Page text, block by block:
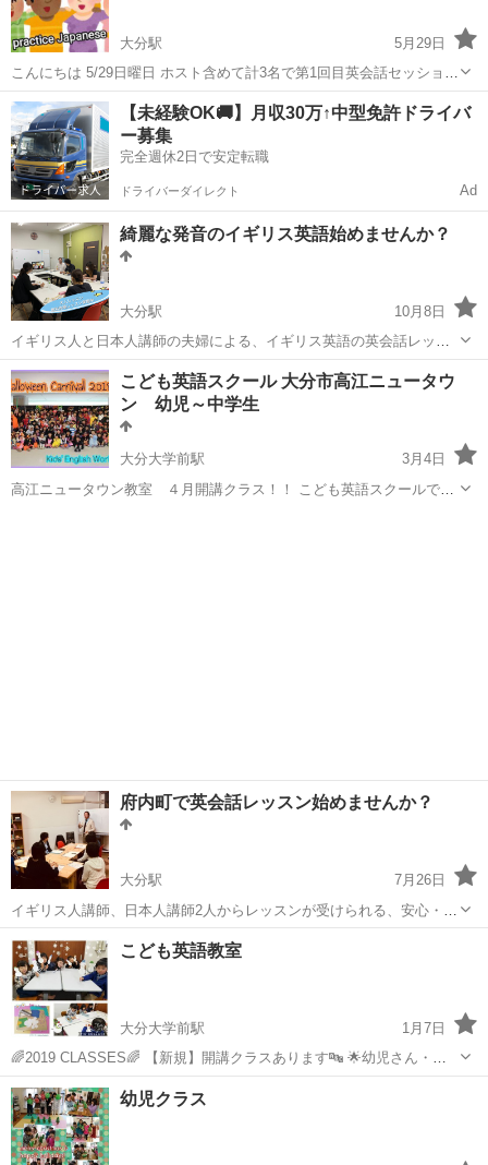
大分駅
5月29日
こんにちは 5/29日曜日 ホスト含めて計3名で第1回目英会話セッション
を開催することが出来ました! 6月中にぜひ第2回目を開催したいと思っ
ております。😄🙋‍♂️ 第2回参加希望者男性女性各1名 ホスト含め計3名
*6...
大分 大分市 大分駅 英会話 セッション
【未経験OK🚚】月収30万↑中型免許ドライバ
ー募集
完全週休2日で安定転職
ドライバーダイレクト Ad
綺麗な発音のイギリス英語始めませんか？
大分駅
10月8日
イギリス人と日本人講師の夫婦による、イギリス英語の英会話レッス
ンです。 はじめに丁寧なカウンセリングを行い、レベルに合わせてレ
ッスンいたしますので、どなたでも安心して始められます。 レッスン
では、堅苦しいことは一切な...
大分 大分市 大分駅 英会話 英会話レッスン
こども英語スクール 大分市高江ニュータウ
ン 幼児～中学生
大分大学前駅
3月4日
高江ニュータウン教室 ４月開講クラス！！ こども英語スクールで
府内町で英会話レッスン始めませんか？
大分駅
7月26日
イギリス人講師、日本人講師2人からレッスンが受けられる、安心・納
得の英会話レッスンです！初めての方でもリラックスして始めていた
だけます。 英会話を習おうかな？と迷っている方は、ぜひこの機会に
大分 大分市 大分駅 英会話
こども英語教室
大分大学前駅
1月7日
🌈2019 CLASSES🌈 【新規】開講クラスあります🔤 🌟幼児さん・新
１年生・新２年生 【レッスン時間】60分 【お月謝】5,000円(兄弟割引
大分 大分市 大分大学前駅
幼児クラス